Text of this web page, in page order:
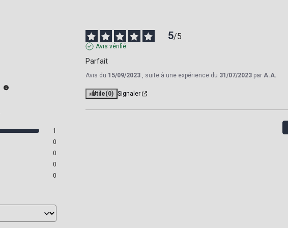
1
0
0
0
0
5/5
Avis vérifié
Parfait
Avis du 15/09/2023 , suite à une expérience du 31/07/2023 par A.A.
Utile(0) Signaler